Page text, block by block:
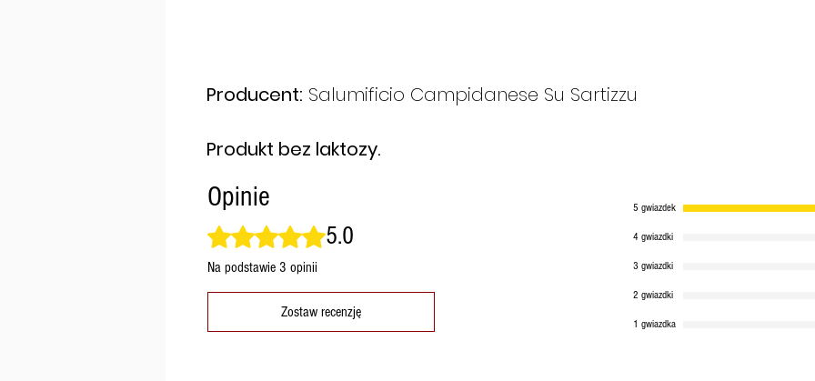
Producent: Salumificio Campidanese Su Sartizzu
Produkt bez laktozy.
Opinie
Oceniono na 5 z 5 gwiazdek.
5.0
Na podstawie 3 opinii
Zostaw recenzję
5 gwiazdek
4 gwiazdki
3 gwiazdki
2 gwiazdki
1 gwiazdka